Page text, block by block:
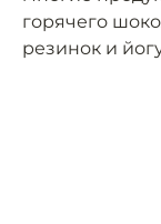
горячего
резинок и